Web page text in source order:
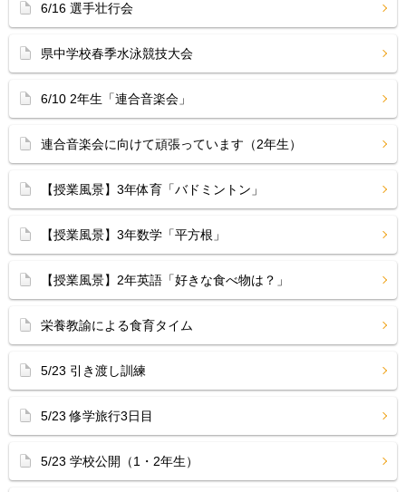
6/16 選手壮行会
県中学校春季水泳競技大会
6/10 2年生「連合音楽会」
連合音楽会に向けて頑張っています（2年生）
【授業風景】3年体育「バドミントン」
【授業風景】3年数学「平方根」
【授業風景】2年英語「好きな食べ物は？」
栄養教諭による食育タイム
5/23 引き渡し訓練
5/23 修学旅行3日目
5/23 学校公開（1・2年生）